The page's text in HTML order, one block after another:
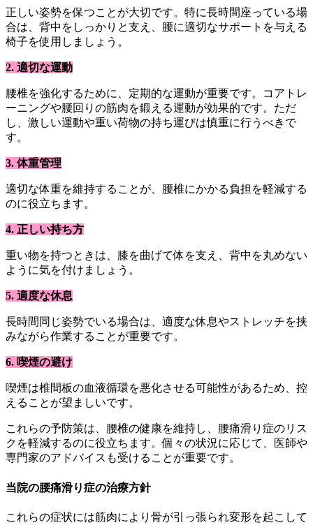
正しい姿勢を保つことが大切です。特に長時間座っている場
合は、背中をしっかりと支え、腰に適切なサポートを与える
椅子を使用しましょう。
2. 適切な運動
腰椎を強化するために、定期的な運動が重要です。コアトレ
ーニングや腰回りの筋肉を鍛える運動が効果的です。ただ
し、激しい運動や重い荷物の持ち運びは慎重に行うべきで
す。
3. 体重管理
適切な体重を維持することが、腰椎にかかる負担を軽減する
のに役立ちます。
4. 正しい持ち方
重い物を持つときは、膝を曲げて体を支え、背中を丸めない
ように気を付けましょう。
5. 適度な休息
長時間同じ姿勢でいる場合は、適度な休息やストレッチを挟
みながら作業することが重要です。
6. 喫煙の避け
喫煙は椎間板の血液循環を悪化させる可能性があるため、控
えることが望ましいです。
これらの予防策は、腰椎の健康を維持し、腰痛滑り症のリス
クを軽減するのに役立ちます。個々の状況に応じて、医師や
専門家のアドバイスも受けることが重要です。
当院の腰痛滑り症の治療方針
これらの症状には筋肉により骨が引っ張られ変形を起こして